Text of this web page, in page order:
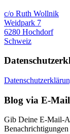
c/o Ruth Wollnik
Weidpark 7
6280 Hochdorf
Schweiz
Blog via E-
Gib Deine E-Mail-